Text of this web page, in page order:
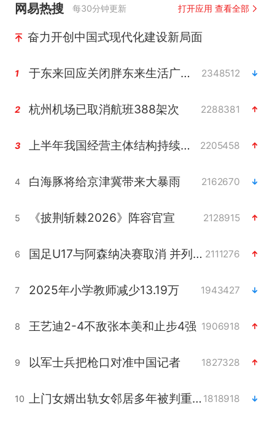
网易热搜 每30分钟更新 打开应用 查看全部
奋力开创中国式现代化建设新局面
1 于东来回应关闭胖东来生活广场店 2348512
2 杭州机场已取消航班388架次 2288381
3 上半年我国经营主体结构持续优化 2205458
4 白海豚将给京津冀带来大暴雨 2162670
5 《披荆斩棘2026》阵容官宣 2128915
6 国足U17与阿森纳决赛取消 并列冠军 2111276
7 2025年小学教师减少13.19万 1943427
8 王艺迪2-4不敌张本美和止步4强 1906918
9 以军士兵把枪口对准中国记者 1827328
10 上门女婿出轨女邻居多年被判重婚罪 1818918